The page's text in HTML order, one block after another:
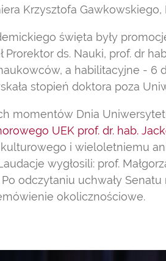
Krzysztofa Gawkowskiego,
święta były
Prorektor ds. Nauki, prof. dr
a habilitacyjne -
stopień doktora poza
momentów Dnia
UEK prof. dr. hab.
i wieloletniemu
wygłosili: prof.
odczytaniu uchwały
okolicznościowe.